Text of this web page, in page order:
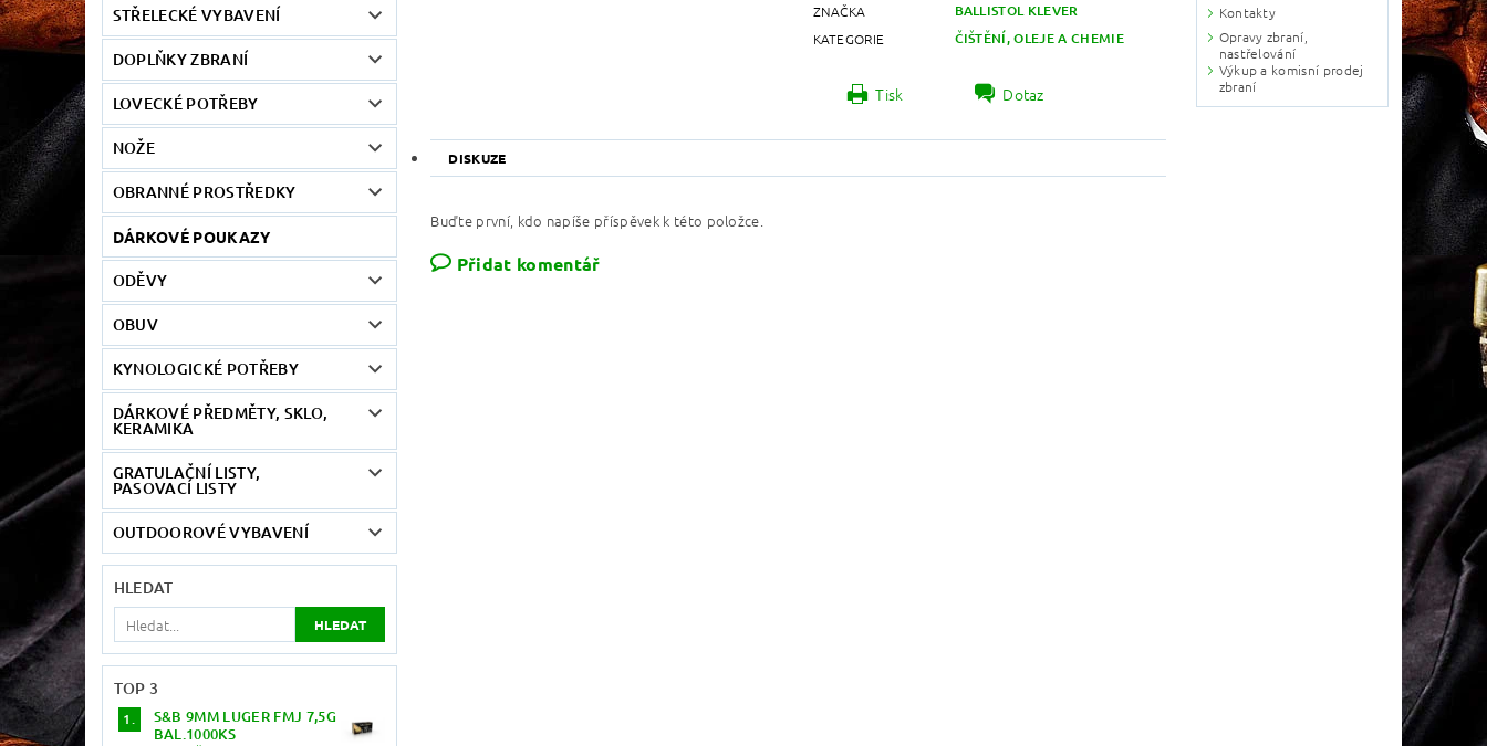
STŘELECKÉ VYBAVENÍ
DOPLŇKY ZBRANÍ
LOVECKÉ POTŘEBY
NOŽE
OBRANNÉ PROSTŘEDKY
DÁRKOVÉ POUKAZY
ODĚVY
OBUV
KYNOLOGICKÉ POTŘEBY
DÁRKOVÉ PŘEDMĚTY, SKLO,
KERAMIKA
GRATULAČNÍ LISTY,
PASOVACÍ LISTY
OUTDOOROVÉ VYBAVENÍ
HLEDAT
TOP 3
S&B 9MM LUGER FMJ 7,5G
BAL.1000KS
ZNAČKA BALLISTOL KLEVER
KATEGORIE ČIŠTĚNÍ, OLEJE A CHEMIE
Tisk Dotaz
DISKUZE
Buďte první, kdo napíše příspěvek k této položce.
Přidat komentář
Kontakty
Opravy zbraní,
nastřelování
Výkup a komisní prodej
zbraní